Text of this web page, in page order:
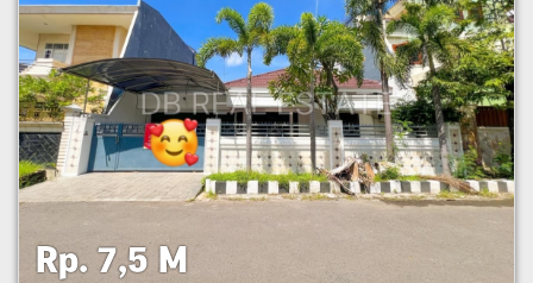
Rp. 7,5 M